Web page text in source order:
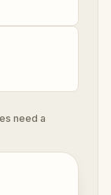
need a